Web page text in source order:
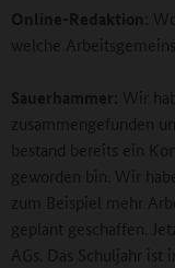
Online-Redaktion:
welche
Sauerhammer: Wir
zusammengefunden
bestand bereits ein
geworden bin. Wir
zum Beispiel mehr
geplant geschaffen.
AGs. Das Schuljahr